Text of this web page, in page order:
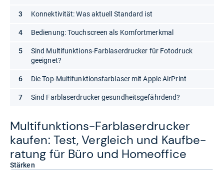
Mul­ti­funk­ti­ons-​Farbla­ser­dru­cker
kau­fen: Test, Ver­gleich und Kauf­be­
ra­tung für Büro und Home­of­fice
Stärken
Konnektivität: Was aktuell Standard ist
Bedienung: Touchscreen als Komfortmerkmal
Sind Multifunktions-Farblaserdrucker für Fotodruck
geeignet?
Die Top-Multifunktionsfarblaser mit Apple AirPrint
Sind Farblaserdrucker gesundheitsgefährdend?